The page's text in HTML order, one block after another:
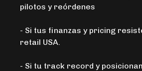
pilotos y reórdenes
- Si tus finanzas y pricing
retail USA.
- Si tu track record y